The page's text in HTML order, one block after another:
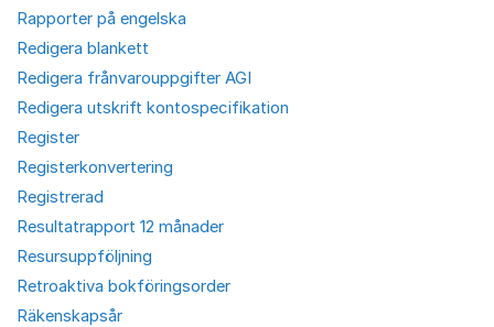
Rapporter på engelska
Redigera blankett
Redigera frånvarouppgifter AGI
Redigera utskrift kontospecifikation
Register
Registerkonvertering
Registrerad
Resultatrapport 12 månader
Resursuppföljning
Retroaktiva bokföringsorder
Räkenskapsår